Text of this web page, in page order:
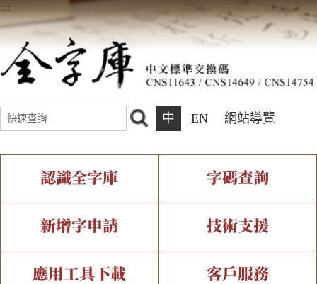
:::
中 EN 網站導覽
認識全字庫
全字庫介紹 全字庫現況
中文碼介紹 專有名詞介紹
字碼查詢
IDS查詢 部件查詢
複合查詢 注音查詢
新增字申請
新字申請處理流程
技術支援
字形即時顯示 造字解決方案
應用工具下載 客戶服務